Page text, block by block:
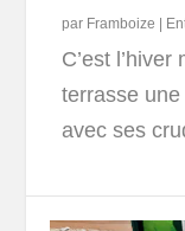
par Framboize |
C’est
terrasse
avec ses